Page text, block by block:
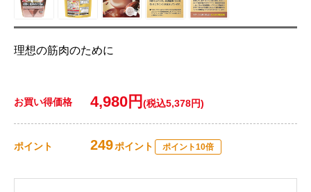
理想の筋肉のために
お買い得価格 4,980円 (税込5,378円)
ポイント 249ポイント ポイント10倍